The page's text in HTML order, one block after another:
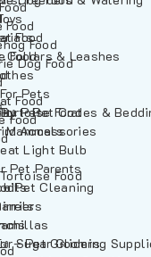
Food
Dog Food
Food
Food
Food
Food
Food
Food
Collars & Leashes
Pets
– Pet Crates &
Accessories
Light Bulb
Pet Parents
Pet Cleaning
– Pet Grooming
Pet
Mammals
Sugar Gliders